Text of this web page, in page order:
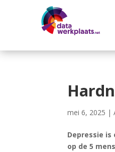
mei 6, 2025 |
Depressie
op de 5